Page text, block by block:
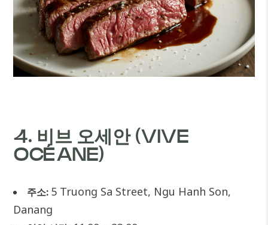
4. 비브 오세안 (VIVE
OCÉANE)
주소: 5 Truong Sa Street, Ngu Hanh Son,
Danang